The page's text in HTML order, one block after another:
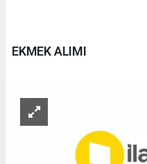
EKMEK ALIMI